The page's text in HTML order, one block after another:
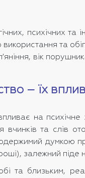
психічних
та
вік
– їх вплив
на психічне
вчинків та слів
думкою
залежний
та близьким,